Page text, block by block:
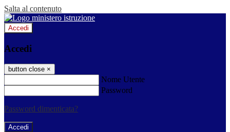
Salta al contenuto
Accedi
Accedi
button close ×
Nome Utente
Password
Password dimenticata?